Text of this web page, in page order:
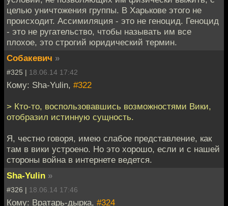
целью уничтожения группы. В Харькове этого не
происходит. Ассимиляция - это не геноцид. Геноцид
- это не ругательство, чтобы называть им все
плохое, это строгий юридический термин.
Собакевич »
#325 | 18.06.14 17:42
Кому: Sha-Yulin, #322
> Кто-то, воспользовавшись возможностями Вики,
отобразил истинную сущность.
Я, честно говоря, имею слабое представление, как
там в вики устроено. Но это хорошо, если и с нашей
стороны война в интернете ведется.
Sha-Yulin »
#326 | 18.06.14 17:46
Кому: Вратарь-дырка, #324